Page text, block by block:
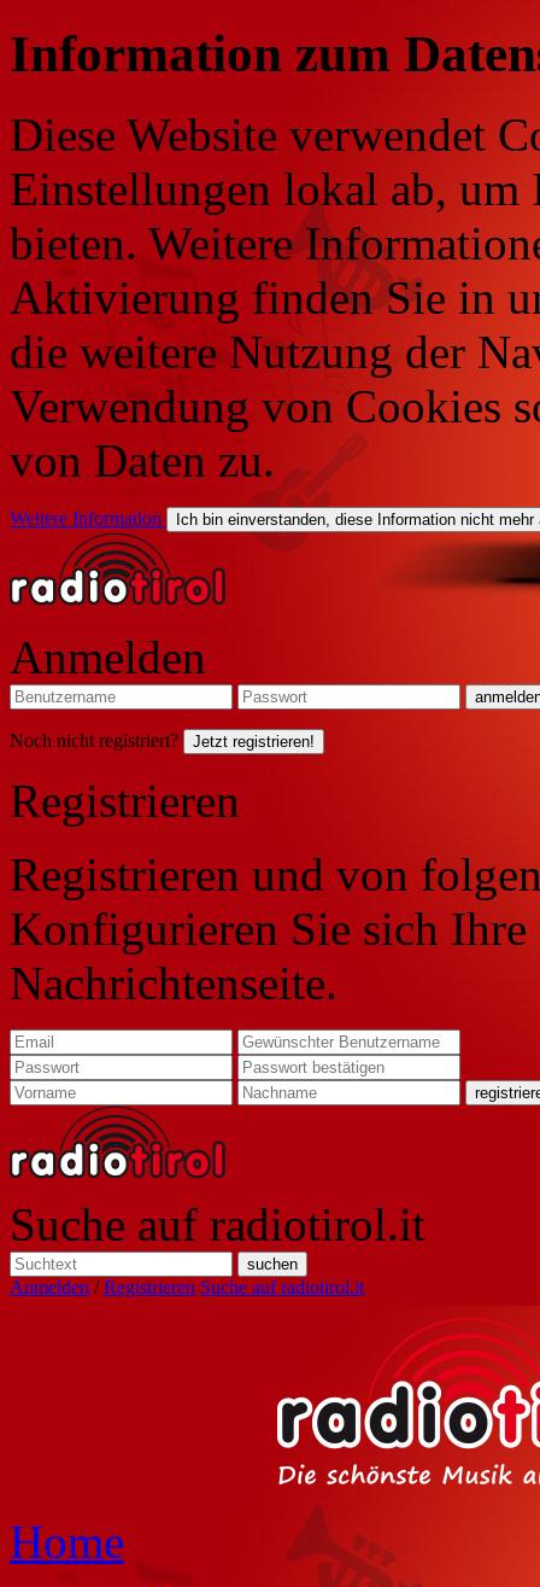
Information zum
Diese Website verwendet
Einstellungen lokal ab, um
bieten. Weitere
Aktivierung finden Sie in
die weitere Nutzung der
Verwendung von Cookies
von Daten zu.
Weitere Information Ich bin einverstanden, diese Information nicht mehr
Anmelden
Noch nicht registriert? Jetzt registrieren!
Registrieren
Registrieren und von
Konfigurieren Sie sich
Nachrichtenseite.
Suche auf radiotirol.it
Anmelden /Registrieren Suche auf radiotirol.it
Home